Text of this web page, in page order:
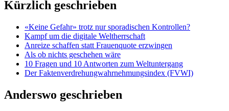
Kürzlich geschrieben
«Keine Gefahr» trotz nur sporadischen Kontrollen?
Kampf um die digitale Weltherrschaft
Anreize schaffen statt Frauenquote erzwingen
Als ob nichts geschehen wäre
10 Fragen und 10 Antworten zum Weltuntergang
Der Faktenverdrehungwahrnehmungsindex (FVWI)
Anderswo geschrieben